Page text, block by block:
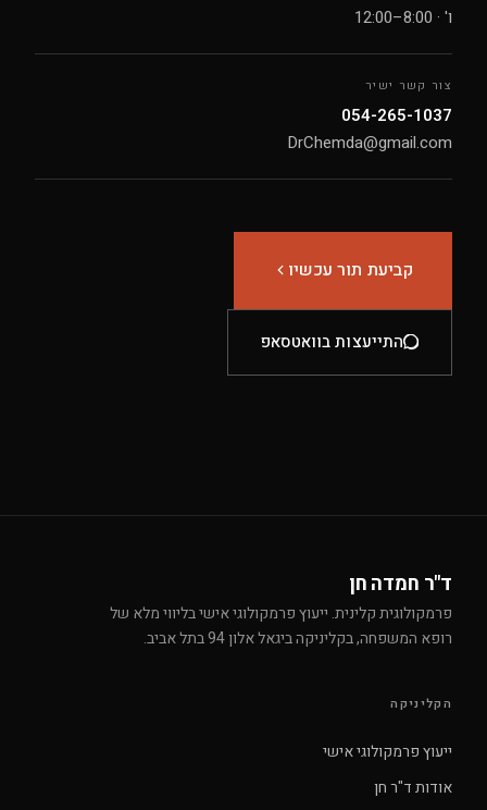
ו' · 8:00–12:00
צור קשר ישיר
054-265-1037
DrChemda@gmail.com
קביעת תור עכשיו
התייעצות בוואטסאפ
ד"ר חמדה חן
פרמקולוגית קלינית. ייעוץ פרמקולוגי אישי בליווי מלא של
רופא המשפחה, בקליניקה ביגאל אלון 94 בתל אביב.
הקליניקה
ייעוץ פרמקולוגי אישי
אודות ד"ר חן